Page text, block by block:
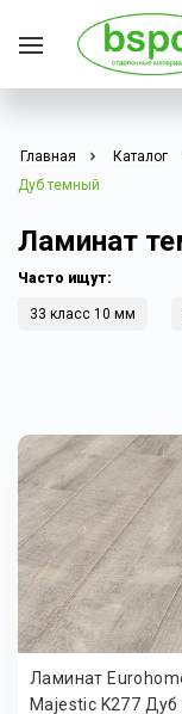
Главная Каталог
Дуб темный
Ламинат
Часто ищут:
33 класс 10 мм
Ламинат
Majestic K277 Дуб